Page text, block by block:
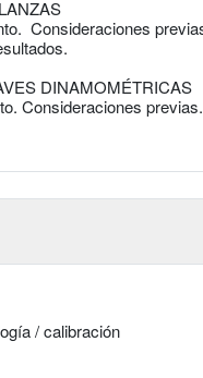
Consideraciones
DINAMOMÉTRICAS
Consideraciones
/ calibración